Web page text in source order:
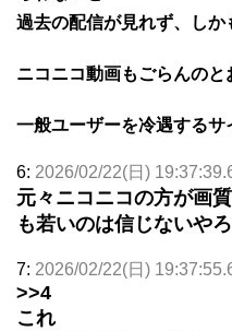
過去の配信が見れず、しか
ニコニコ動画もごらんのと
一般ユーザーを冷遇するサ
6: 2026/02/22(日)
元々ニコニコの方が画
も若いのは信じないや
7: 2026/02/22(日)
>>4
これ